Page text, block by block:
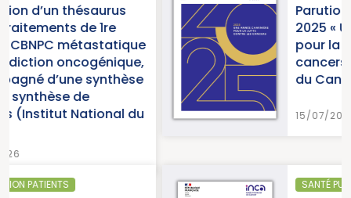
du
Parution du rapport
2025 « Une année
pour la lutte contre les
cancers » (Institut
du Cancer)
15/07/2026
SANTÉ PUBLIQUE -